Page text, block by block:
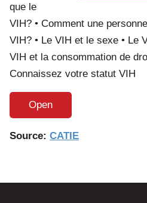
que le
VIH? • Comment une
VIH? • Le VIH et le sexe • Le
VIH et la consommation de
Connaissez votre statut VIH
Open
Source: CATIE